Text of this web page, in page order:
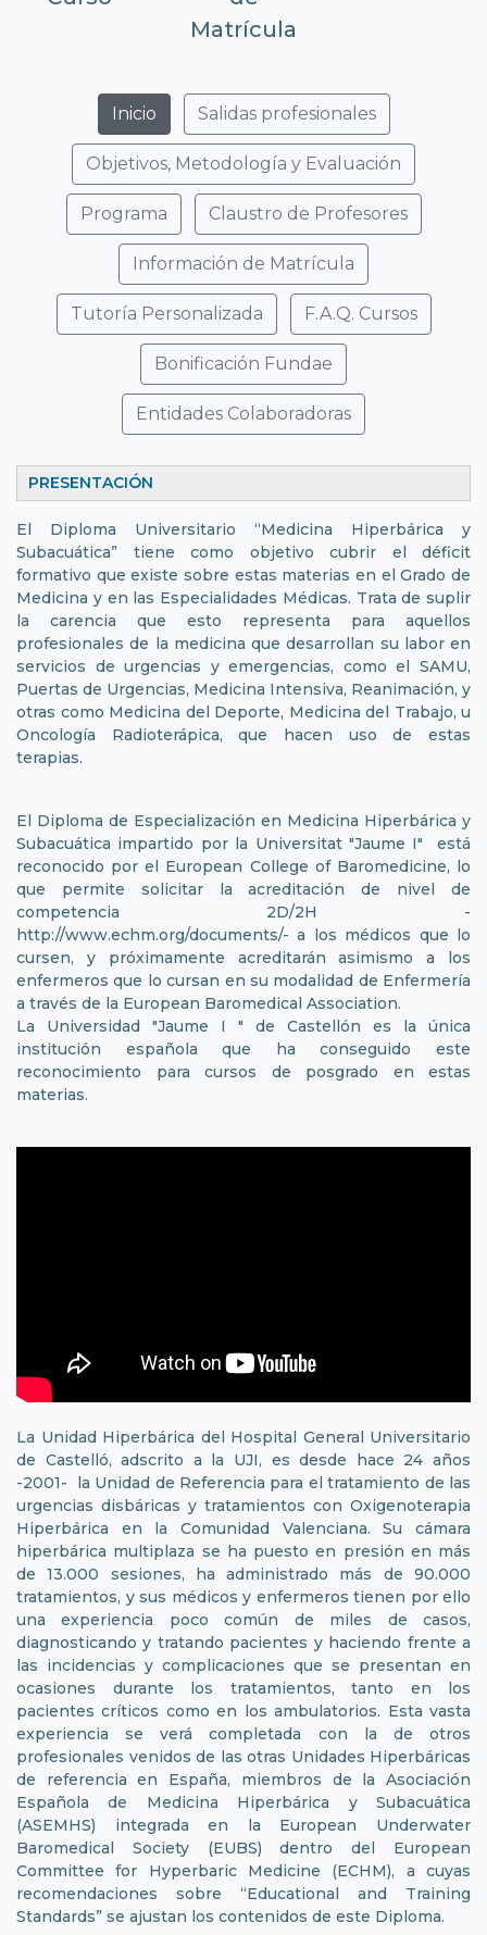
Matrícula
Inicio Salidas profesionales
Objetivos, Metodología y Evaluación
Programa Claustro de Profesores
Información de Matrícula
Tutoría Personalizada F.A.Q. Cursos
Bonificación Fundae
Entidades Colaboradoras
PRESENTACIÓN
El Diploma Universitario “Medicina Hiperbárica y
Subacuática” tiene como objetivo cubrir el déficit
formativo que existe sobre estas materias en el Grado de
Medicina y en las Especialidades Médicas. Trata de suplir
la carencia que esto representa para aquellos
profesionales de la medicina que desarrollan su labor en
servicios de urgencias y emergencias, como el SAMU,
Puertas de Urgencias, Medicina Intensiva, Reanimación, y
otras como Medicina del Deporte, Medicina del Trabajo, u
Oncología Radioterápica, que hacen uso de estas
terapias.
El Diploma de Especialización en Medicina Hiperbárica y
Subacuática impartido por la Universitat "Jaume I" está
reconocido por el European College of Baromedicine, lo
que permite solicitar la acreditación de nivel de
competencia 2D/2H -
http://www.echm.org/documents/- a los médicos que lo
cursen, y próximamente acreditarán asimismo a los
enfermeros que lo cursan en su modalidad de Enfermería
a través de la European Baromedical Association.
La Universidad "Jaume I " de Castellón es la única
institución española que ha conseguido este
reconocimiento para cursos de posgrado en estas
materias.
La Unidad Hiperbárica del Hospital General Universitario
de Castelló, adscrito a la UJI, es desde hace 24 años
-2001- la Unidad de Referencia para el tratamiento de las
urgencias disbáricas y tratamientos con Oxigenoterapia
Hiperbárica en la Comunidad Valenciana. Su cámara
hiperbárica multiplaza se ha puesto en presión en más
de 13.000 sesiones, ha administrado más de 90.000
tratamientos, y sus médicos y enfermeros tienen por ello
una experiencia poco común de miles de casos,
diagnosticando y tratando pacientes y haciendo frente a
las incidencias y complicaciones que se presentan en
ocasiones durante los tratamientos, tanto en los
pacientes críticos como en los ambulatorios. Esta vasta
experiencia se verá completada con la de otros
profesionales venidos de las otras Unidades Hiperbáricas
de referencia en España, miembros de la Asociación
Española de Medicina Hiperbárica y Subacuática
(ASEMHS) integrada en la European Underwater
Baromedical Society (EUBS) dentro del European
Committee for Hyperbaric Medicine (ECHM), a cuyas
recomendaciones sobre “Educational and Training
Standards” se ajustan los contenidos de este Diploma.